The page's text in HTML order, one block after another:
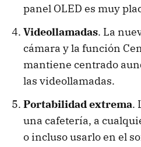
panel OLED es muy
Videollamadas. La
cámara y la función
mantiene centrado
las videollamadas.
Portabilidad extrema.
una cafetería, a
o incluso usarlo en el